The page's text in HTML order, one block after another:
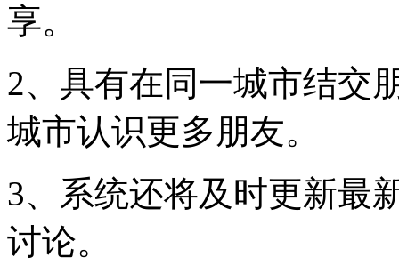
享。
2、具有在同一城市结交
城市认识更多朋友。
3、系统还将及时更新最
讨论。